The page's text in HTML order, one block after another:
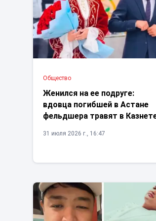
Общество
Женился на ее подруге:
вдовца погибшей в Астане
фельдшера травят в
31 июля 2026 г., 16:47